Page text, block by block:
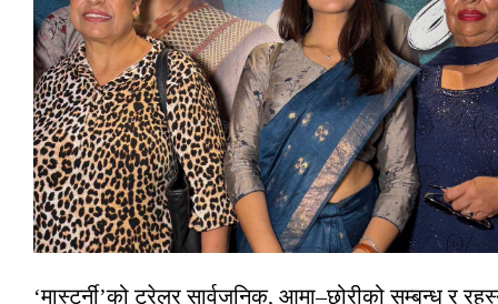
‘मास्टर्नी’को ट्रेलर सार्वजनिक, आमा–छोरीको सम्बन्ध र